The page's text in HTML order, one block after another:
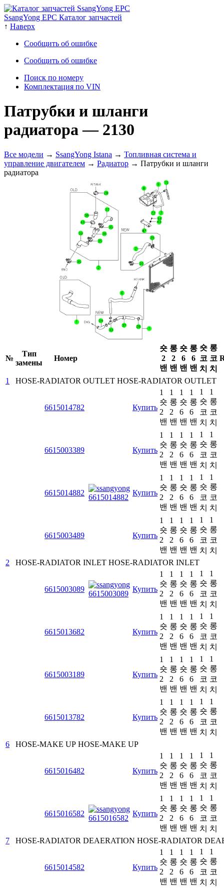
SsangYong EPC Каталог запчастей
↑ Наверх
Сообщить об ошибке
Сообщить об ошибке
Поиск по номеру
Комплектация по VIN
Патрубки и шланги
радиатора— 2130
Все модели → SsangYong Istana → Топливная система и
управление двигателем → Радиатор → Патрубки и шланги
радиатора
№
Тип
замены
Номер
숏
2
밴
롱
2
밴
숏
6
밴
롱
6
밴
숏
코
치
롱
코
치
1 HOSE-RADIATOR OUTLET HOSE-RADIATOR OUTLET
6615014782 Купить
1
숏
2
밴
1
롱
2
밴
1
숏
6
밴
1
롱
6
밴
1
숏
코
치
1
롱
코
치
6615003389 Купить
1
숏
2
밴
1
롱
2
밴
1
숏
6
밴
1
롱
6
밴
1
숏
코
치
1
롱
코
치
6615014882 Купить
1
숏
2
밴
1
롱
2
밴
1
숏
6
밴
1
롱
6
밴
1
숏
코
치
1
롱
코
치
6615003489 Купить
1
숏
2
밴
1
롱
2
밴
1
숏
6
밴
1
롱
6
밴
1
숏
코
치
1
롱
코
치
2
HOSE-RADIATOR INLET HOSE-RADIATOR INLET
6615003089 Купить
1
숏
2
밴
1
롱
2
밴
1
숏
6
밴
1
롱
6
밴
1
숏
코
치
1
롱
코
치
6615013682 Купить
1
숏
2
밴
1
롱
2
밴
1
숏
6
밴
1
롱
6
밴
1
숏
코
치
1
롱
코
치
6615003189 Купить
1
숏
2
밴
1
롱
2
밴
1
숏
6
밴
1
롱
6
밴
1
숏
코
치
1
롱
코
치
6615013782 Купить
1
숏
2
밴
1
롱
2
밴
1
숏
6
밴
1
롱
6
밴
1
숏
코
치
1
롱
코
치
6
HOSE-MAKE UP HOSE-MAKE UP
6615016482 Купить
1
숏
2
밴
1
롱
2
밴
1
숏
6
밴
1
롱
6
밴
1
숏
코
치
1
롱
코
치
6615016582 Купить
1
숏
2
밴
1
롱
2
밴
1
숏
6
밴
1
롱
6
밴
1
숏
코
치
1
롱
코
치
7
HOSE-RADIATOR DEAERATION HOSE-RADIATOR
6615014582 Купить
1
숏
2
밴
1
롱
2
밴
1
숏
6
밴
1
롱
6
밴
1
숏
코
치
1
롱
코
치